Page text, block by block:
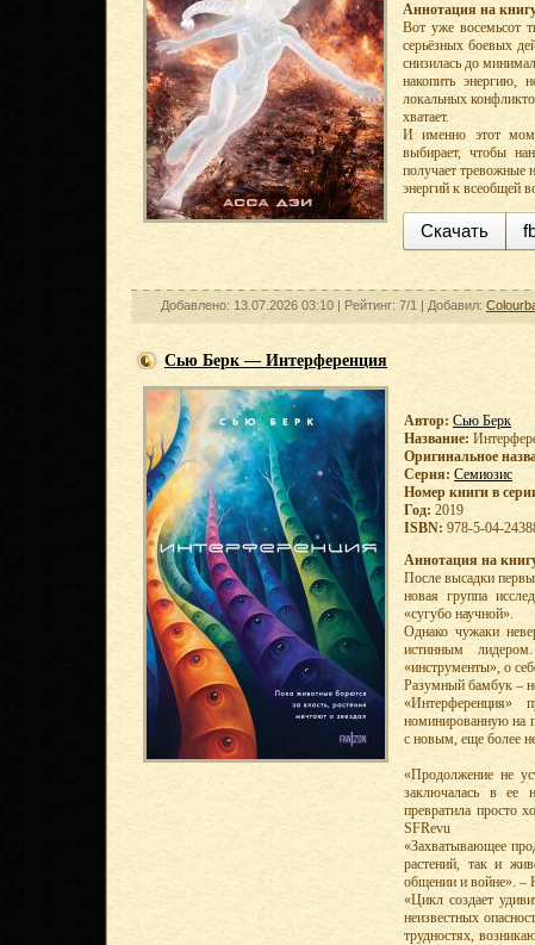
Аннотация на
Вот уже восемьсот
серьёзных боевых
снизилась до
накопить энергию,
локальных
хватает.
И именно этот
выбирает, чтобы
получает тревожные
энергий к всеобщей
Скачать
Добавлено: 13.07.2026 03:10 | Рейтинг: 7/1 | Добавил:
Сью Берк — Интерференция
Автор: Сью Берк
Название:
Оригинальное
Серия: Семиозис
Номер книги в
Год: 2019
ISBN: 978-5-04-
Аннотация на
После высадки
новая группа
«сугубо научной».
Однако чужаки
истинным
«инструменты», о
Разумный бамбук –
«Интерференция»
номинированную на
с новым, еще более
«Продолжение не
заключалась в ее
превратила просто
SFRevu
«Захватывающее
растений, так и
общении и войне». –
«Цикл создает
неизвестных
трудностях,